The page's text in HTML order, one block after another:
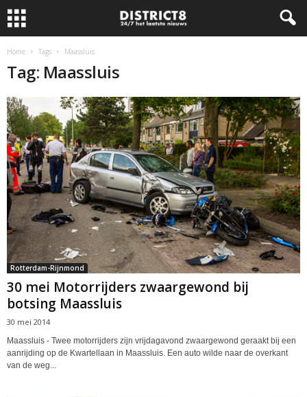
Home Tags Maassluis
Tag: Maassluis
Rotterdam-Rijnmond
30 mei Motorrijders zwaargewond bij
botsing Maassluis
30 mei 2014
Maassluis - Twee motorrijders zijn vrijdagavond zwaargewond geraakt bij een
aanrijding op de Kwartellaan in Maassluis. Een auto wilde naar de overkant
van de weg...